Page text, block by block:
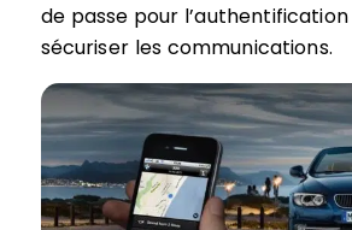
de passe pour
sécuriser les communications.